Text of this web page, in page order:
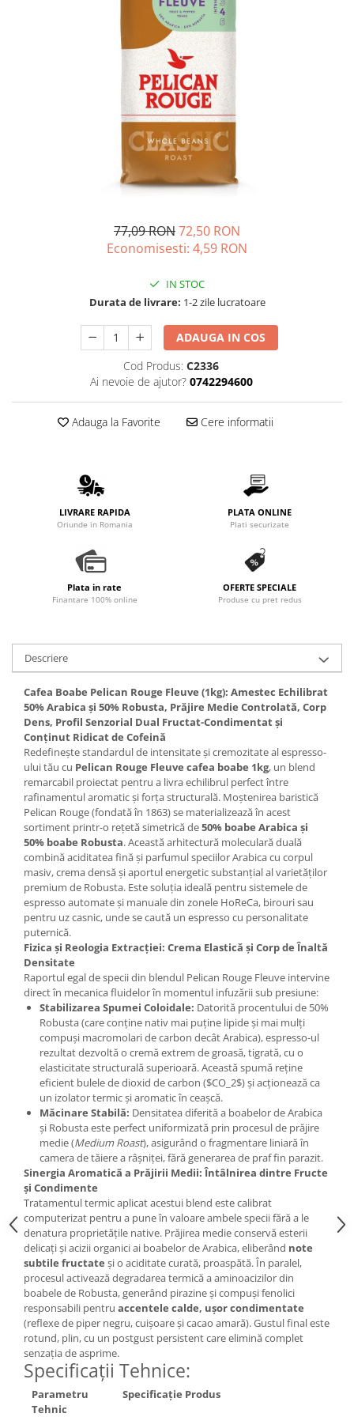
Stabilizatoare tensiune
Piese schimb espressoare
Accesorii si intretinere
77,09 RON72,50 RON
Economisesti: 4,59 RON
IN STOC
Durata de livrare: 1-2 zile lucratoare
ADAUGA IN COS
Cod Produs: C2336
Ai nevoie de ajutor? 0742294600
Adauga la Favorite Cere informatii
LIVRARE RAPIDA
Oriunde in Romania
PLATA ONLINE
Plati securizate
Plata in rate
Finantare 100% online
OFERTE SPECIALE
Produse cu pret redus
Descriere
Cafea Boabe Pelican Rouge Fleuve (1kg): Amestec Echilibrat
50% Arabica și 50% Robusta, Prăjire Medie Controlată, Corp
Dens, Profil Senzorial Dual Fructat-Condimentat și
Conținut Ridicat de Cofeină
Redefinește standardul de intensitate și cremozitate al espresso-
ului tău cu Pelican Rouge Fleuve cafea boabe 1kg, un blend
remarcabil proiectat pentru a livra echilibrul perfect între
rafinamentul aromatic și forța structurală. Moștenirea baristică
Pelican Rouge (fondată în 1863) se materializează în acest
sortiment printr-o rețetă simetrică de50% boabe Arabica și
50% boabe Robusta. Această arhitectură moleculară duală
combină aciditatea fină și parfumul speciilor Arabica cu corpul
masiv, crema densă și aportul energetic substanțial al varietăților
premium de Robusta. Este soluția ideală pentru sistemele de
espresso automate și manuale din zonele HoReCa, birouri sau
pentru uz casnic, unde se caută un espresso cu personalitate
puternică.
Fizica și Reologia Extracției: Crema Elastică și Corp de Înaltă
Densitate
Raportul egal de specii din blendul Pelican Rouge Fleuve intervine
direct în mecanica fluidelor în momentul infuzării sub presiune:
Stabilizarea Spumei Coloidale: Datorită procentului de 50%
Robusta (care conține nativ mai puține lipide și mai mulți
compuși macromolari de carbon decât Arabica), espresso-ul
rezultat dezvoltă o cremă extrem de groasă, tigrată, cu o
elasticitate structurală superioară. Această spumă reține
eficient bulele de dioxid de carbon ($CO_2$) și acționează ca
un izolator termic și aromatic în ceașcă.
Măcinare Stabilă: Densitatea diferită a boabelor de Arabica
și Robusta este perfect uniformizată prin procesul de prăjire
medie (Medium Roast), asigurând o fragmentare liniară în
camera de tăiere a râșniței, fără generarea de praf fin parazit.
Sinergia Aromatică a Prăjirii Medii: Întâlnirea dintre Fructe
și Condimente
Tratamentul termic aplicat acestui blend este calibrat
computerizat pentru a pune în valoare ambele specii fără a le
denatura proprietățile native. Prăjirea medie conservă esterii
delicați și acizii organici ai boabelor de Arabica, eliberând note
subtile fructate și o aciditate curată, proaspătă. În paralel,
procesul activează degradarea termică a aminoacizilor din
boabele de Robusta, generând pirazine și compuși fenolici
responsabili pentru accentele calde, ușor condimentate
(reflexe de piper negru, cuișoare și cacao amară). Gustul final este
rotund, plin, cu un postgust persistent care elimină complet
senzația de asprime.
Specificații Tehnice:
Parametru
Tehnic
Specificație Produs